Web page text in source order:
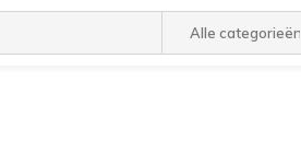
Alle categorieën